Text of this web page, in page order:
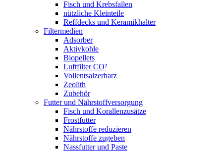
Fisch und Krebsfallen
nützliche Kleinteile
Reffdecks und Keramikhalter
Filtermedien
Adsorber
Aktivkohle
Biopellets
Luftfilter CO²
Vollentsalzerharz
Zeolith
Zubehör
Futter und Nährstoffversorgung
Fisch und Korallenzusätze
Frostfutter
Nährstoffe reduzieren
Nährstoffe zugeben
Nassfutter und Paste